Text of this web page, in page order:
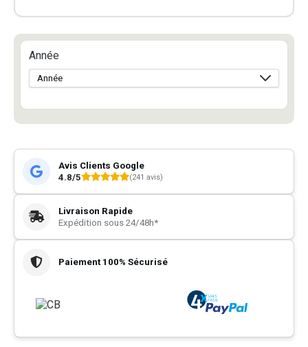
Année
Avis Clients Google
4.8/5
(241 avis)
Livraison Rapide
Expédition sous 24/48h*
Paiement 100% Sécurisé